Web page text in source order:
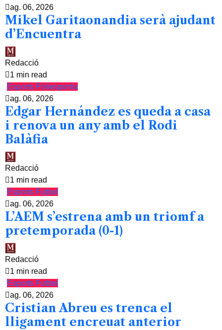
ag. 06, 2026
Mikel Garitaonandia serà ajudant
d’Encuentra
Redacció
1 min read
Esports Poliesportiu
ag. 06, 2026
Edgar Hernández es queda a casa
i renova un any amb el Rodi
Balàfia
Redacció
1 min read
Esports Futbol
ag. 06, 2026
L’AEM s’estrena amb un triomf a
pretemporada (0-1)
Redacció
1 min read
Esports Futbol
ag. 06, 2026
Cristian Abreu es trenca el
lligament encreuat anterior